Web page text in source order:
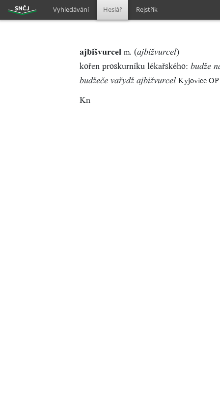
Vyhledávání Heslář Rejstřík
ajbišvurcel m. (ajbižvurcel)
kořen proskurníku lékařského: budže
budžeče vařydž ajbižvurcel Kyjovice OP
Kn